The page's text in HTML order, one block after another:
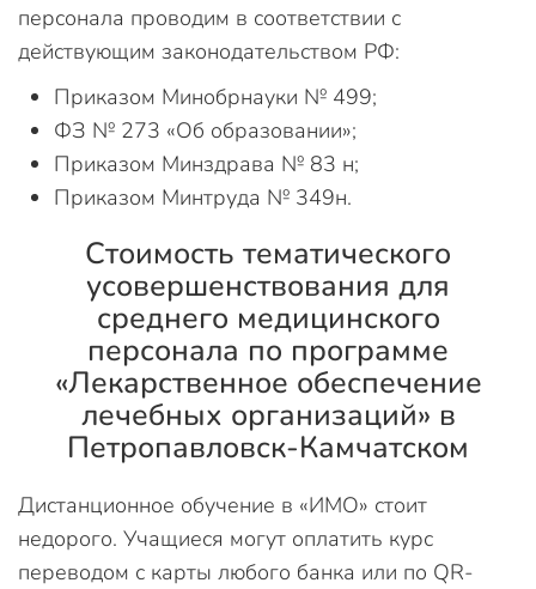
персонала проводим в соответствии с
действующим законодательством РФ:
Приказом Минобрнауки № 499;
ФЗ № 273 «Об образовании»;
Приказом Минздрава № 83 н;
Приказом Минтруда № 349н.
Стоимость тематического
усовершенствования для
среднего медицинского
персонала по программе
«Лекарственное обеспечение
лечебных организаций» в
Петропавловск-Камчатском
Дистанционное обучение в «ИМО» стоит
недорого. Учащиеся могут оплатить курс
переводом с карты любого банка или по QR-